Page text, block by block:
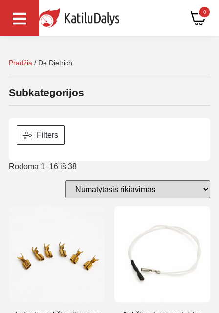
0
Pradžia / De Dietrich
Subkategorijos
Filters
Rodoma 1–16 iš 38